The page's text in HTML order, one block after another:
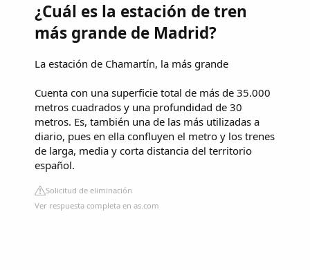
¿Cuál es la estación de tren
más grande de Madrid?
La estación de Chamartín, la más grande
Cuenta con una superficie total de más de 35.000
metros cuadrados y una profundidad de 30
metros. Es, también una de las más utilizadas a
diario, pues en ella confluyen el metro y los trenes
de larga, media y corta distancia del territorio
español.
Solicitud de eliminación
Ver respuesta completa en as.com